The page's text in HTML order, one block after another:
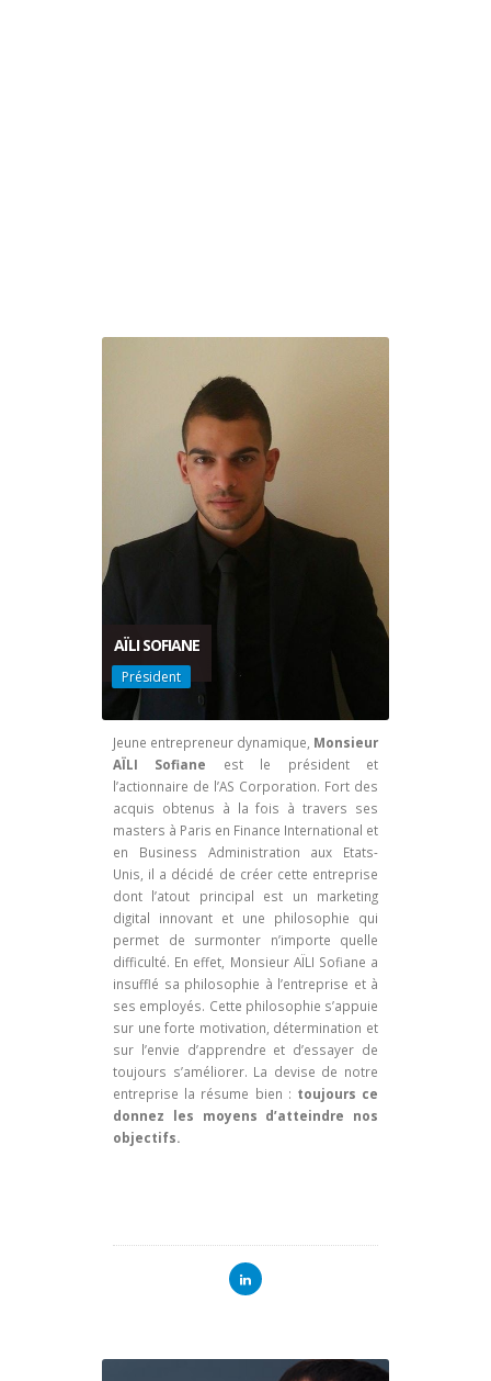
AÏLI SOFIANE
Président
Jeune entrepreneur dynamique, Monsieur
AÏLI Sofiane est le président et
l’actionnaire de l’AS Corporation. Fort des
acquis obtenus à la fois à travers ses
masters à Paris en Finance International et
en Business Administration aux Etats-
Unis, il a décidé de créer cette entreprise
dont l’atout principal est un marketing
digital innovant et une philosophie qui
permet de surmonter n’importe quelle
difficulté. En effet, Monsieur AÏLI Sofiane a
insufflé sa philosophie à l’entreprise et à
ses employés. Cette philosophie s’appuie
sur une forte motivation, détermination et
sur l’envie d’apprendre et d’essayer de
toujours s’améliorer. La devise de notre
entreprise la résume bien : toujours ce
donnez les moyens d’atteindre nos
objectifs.